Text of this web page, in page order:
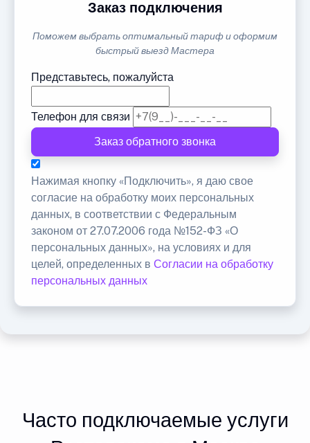
Заказ подключения
Поможем выбрать оптимальный тариф и оформим
быстрый выезд Мастера
Представьтесь, пожалуйста
Телефон для связи
Заказ обратного звонка
Нажимая кнопку «Подключить», я даю свое
согласие на обработку моих персональных
данных, в соответствии с Федеральным
законом от 27.07.2006 года №152-ФЗ «О
персональных данных», на условиях и для
целей, определенных в Согласии на обработку
персональных данных
Часто подключаемые услуги